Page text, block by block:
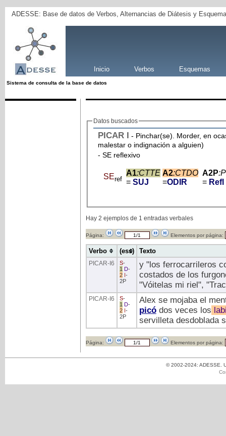
ADESSE: Base de datos de Verbos, Alternancias de Diátesis y
Inicio Verbos Esquemas
Sistema de consulta de la base de datos
Datos buscados
PICAR I
malestar o indignación a alguien)
- SE reflexivo
SEref
A1:CTTE
= SUJ
A2:CTDO
=ODIR
A2P
= Refl
Hay 2 ejemplos de 1 entradas verbales
Página: Elementos por página:
Verbo (ess) Texto
PICAR-I6 S-
1
D-
2 -
2P
y "los ferrocarrileros
costados de los
"Vóitelas mi riel",
PICAR-I6 S-
1
D-
2 -
2P
Alex se mojaba el
picódos veces los
servilleta desdoblada
Página: Elementos por página:
© 2002-2024: ADESSE.